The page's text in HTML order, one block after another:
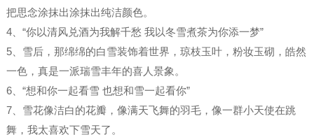
把思念涂抹出涂抹出纯洁颜色。
4、“你以清风兑酒为我解千愁 我以冬雪煮茶为你添一梦”
5、雪后，那绵绵的白雪装饰着世界，琼枝玉叶，粉妆玉砌，皓然
一色，真是一派瑞雪丰年的喜人景象。
6、“想和你一起看雪 也想和雪一起看你”
7、雪花像洁白的花瓣，像满天飞舞的羽毛，像一群小天使在跳
舞，我太喜欢下雪天了。